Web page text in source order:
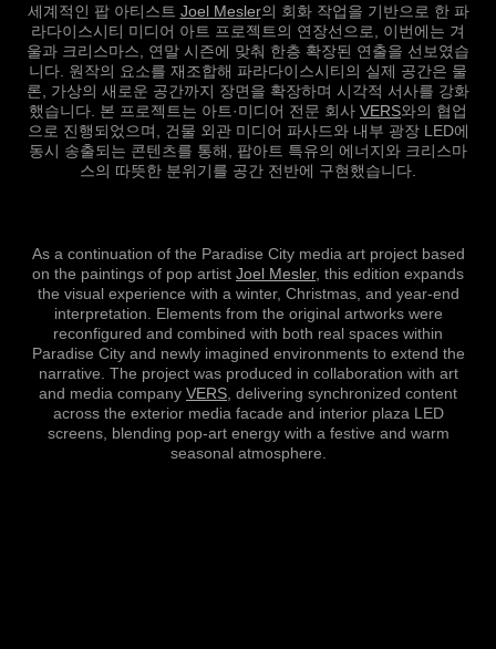
세계적인 팝 아티스트 Joel Mesler의 회화 작업을 기반으로 한 파
라다이스시티 미디어 아트 프로젝트의 연장선으로, 이번에는 겨
울과 크리스마스, 연말 시즌에 맞춰 한층 확장된 연출을 선보였습
니다. 원작의 요소를 재조합해 파라다이스시티의 실제 공간은 물
론, 가상의 새로운 공간까지 장면을 확장하며 시각적 서사를 강화
했습니다. 본 프로젝트는 아트·미디어 전문 회사 VERS와의 협업
으로 진행되었으며, 건물 외관 미디어 파사드와 내부 광장 LED에
동시 송출되는 콘텐츠를 통해, 팝아트 특유의 에너지와 크리스마
스의 따뜻한 분위기를 공간 전반에 구현했습니다.
As a continuation of the Paradise City media art project based
on the paintings of pop artist Joel Mesler, this edition expands
the visual experience with a winter, Christmas, and year-end
interpretation. Elements from the original artworks were
reconfigured and combined with both real spaces within
Paradise City and newly imagined environments to extend the
narrative. The project was produced in collaboration with art
and media company VERS , delivering synchronized content
across the exterior media facade and interior plaza LED
screens, blending pop-art energy with a festive and warm
seasonal atmosphere.